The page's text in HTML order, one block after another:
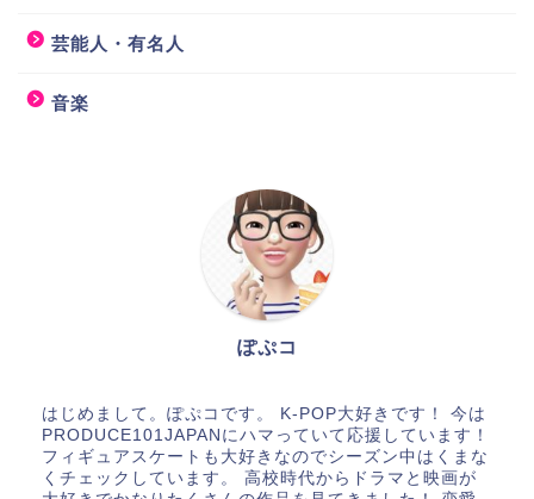
芸能人・有名人
音楽
ぽぷコ
はじめまして。ぽぷコです。 K-POP大好きです！ 今は
PRODUCE101JAPANにハマっていて応援しています！
フィギュアスケートも大好きなのでシーズン中はくまな
くチェックしています。 高校時代からドラマと映画が